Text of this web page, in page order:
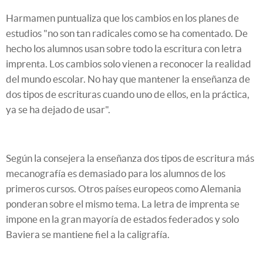
Harmamen puntualiza que los cambios en los planes de
estudios "no son tan radicales como se ha comentado. De
hecho los alumnos usan sobre todo la escritura con letra
imprenta. Los cambios solo vienen a reconocer la realidad
del mundo escolar. No hay que mantener la enseñanza de
dos tipos de escrituras cuando uno de ellos, en la práctica,
ya se ha dejado de usar".
Según la consejera la enseñanza dos tipos de escritura más
mecanografía es demasiado para los alumnos de los
primeros cursos. Otros países europeos como Alemania
ponderan sobre el mismo tema. La letra de imprenta se
impone en la gran mayoría de estados federados y solo
Baviera se mantiene fiel a la caligrafía.